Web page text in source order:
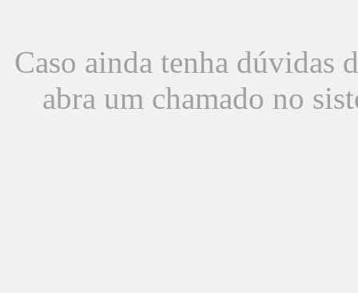
Caso ainda tenha dúvidas
abra um chamado no